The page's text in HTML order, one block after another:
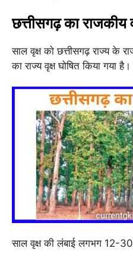
छत्तीसगढ़ का राजकीय
साल वृक्ष को छत्तीसगढ़ राज्य के
का राज्य वृक्ष घोषित किया गया है।
साल वृक्ष की लंबाई लगभग 12-